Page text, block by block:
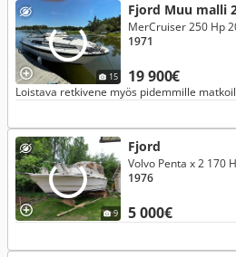
15
Fjord Muu malli
19 900€
MerCruiser 250 Hp
1971
Loistava retkivene myös pidemmille
9
Fjord
5 000€
Volvo Penta x 2 170
1976